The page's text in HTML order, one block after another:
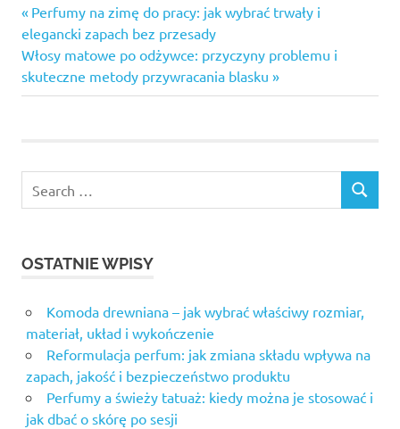
Nawigacja
wpisu
Previous
Post:
Perfumy na zimę do pracy: jak wybrać trwały i
elegancki zapach bez przesady
Next
Post:
Włosy matowe po odżywce: przyczyny problemu i
skuteczne metody przywracania blasku
OSTATNIE WPISY
Komoda drewniana – jak wybrać właściwy rozmiar,
materiał, układ i wykończenie
Reformulacja perfum: jak zmiana składu wpływa na
zapach, jakość i bezpieczeństwo produktu
Perfumy a świeży tatuaż: kiedy można je stosować i
jak dbać o skórę po sesji